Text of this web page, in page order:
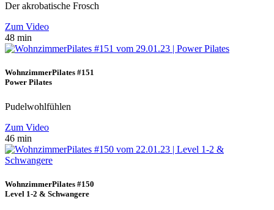
Der akrobatische Frosch
Zum Video
48 min
WohnzimmerPilates #151
Power Pilates
Pudelwohlfühlen
Zum Video
46 min
WohnzimmerPilates #150
Level 1-2 & Schwangere